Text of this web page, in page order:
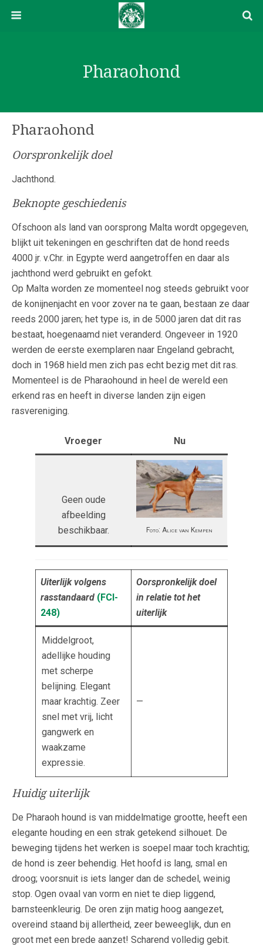
Pharaohond
Pharaohond
Oorspronkelijk doel
Jachthond.
Beknopte geschiedenis
Ofschoon als land van oorsprong Malta wordt opgegeven,
blijkt uit tekeningen en geschriften dat de hond reeds
4000 jr. v.Chr. in Egypte werd aangetroffen en daar als
jachthond werd gebruikt en gefokt.
Op Malta worden ze momenteel nog steeds gebruikt voor
de konijnenjacht en voor zover na te gaan, bestaan ze daar
reeds 2000 jaren; het type is, in de 5000 jaren dat dit ras
bestaat, hoegenaamd niet veranderd. Ongeveer in 1920
werden de eerste exemplaren naar Engeland gebracht,
doch in 1968 hield men zich pas echt bezig met dit ras.
Momenteel is de Pharaohound in heel de wereld een
erkend ras en heeft in diverse landen zijn eigen
rasvereniging.
Vroeger Nu
Geen oude
afbeelding
beschikbaar.
Foto: Alice van Kempen
Uiterlijk volgens
rasstandaard (FCI-
248)
Oorspronkelijk doel
in relatie tot het
uiterlijk
Middelgroot,
adellijke houding
met scherpe
belijning. Elegant
maar krachtig. Zeer
snel met vrij, licht
gangwerk en
waakzame
expressie.
—
Huidig uiterlijk
De Pharaoh hound is van middelmatige grootte, heeft een
elegante houding en een strak getekend silhouet. De
beweging tijdens het werken is soepel maar toch krachtig;
de hond is zeer behendig. Het hoofd is lang, smal en
droog; voorsnuit is iets langer dan de schedel, weinig
stop. Ogen ovaal van vorm en niet te diep liggend,
barnsteenkleurig. De oren zijn matig hoog aangezet,
overeind staand bij allertheid, zeer beweeglijk, dun en
groot met een brede aanzet! Scharend volledig gebit.